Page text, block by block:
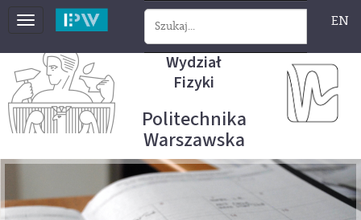
Toggle
EN
Wydział
Fizyki
Politechnika
Warszawska